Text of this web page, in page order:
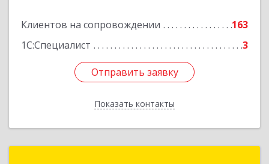
Клиентов на сопровождении
163
1С:Специалист
3
Отправить заявку
Показать контакты
Отправить заявку
Назад